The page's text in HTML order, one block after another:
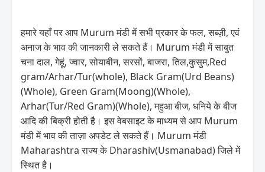
हमारे यहाँ पर आप Murum मंडी में सभी प्रकार के फल, सब्ज़ी, एवं
अनाज के भाव की जानकारी ले सकते हैं। Murum मंडी में साबुत
चना दाल, गेहूं, ज्वार, सोयाबीन, सरसों, बाजरा, तिल,कुसुम,Red
gram/Arhar/Tur(whole), Black Gram(Urd Beans)
(Whole), Green Gram(Moong)(Whole),
Arhar(Tur/Red Gram)(Whole), महुआ बीज, धनिये के बीज
आदि की बिक्री होती है। इस वेबसाइट के माध्यम से आप Murum
मंडी में भाव की ताज़ा अपडेट ले सकते हैं। Murum मंडी
Maharashtra राज्य के Dharashiv(Usmanabad) जिले में
स्थित है।